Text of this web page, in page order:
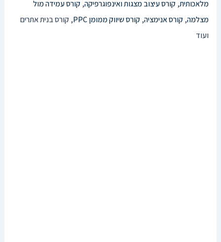
מלאכותית, קורס עיצוב מצגות ואינפוגרפיקה, קורס עמידה מול
מצלמה, קורס אנימציה, קורס שיווק ממומן PPC
, קורס בנית אתרים
ועוד